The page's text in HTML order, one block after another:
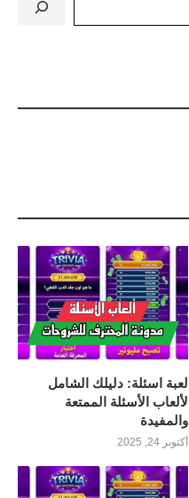
لعبة اسئلة: دليلك الشامل
لألعاب الأسئلة الممتعة
والمفيدة
أكتوبر 24, 2025